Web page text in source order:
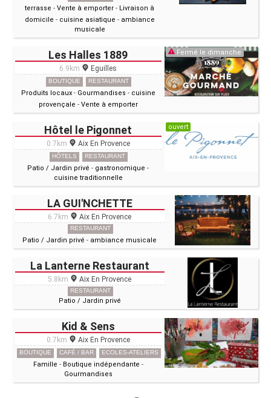
terrasse -Vente à emporter - Livraison à
domicile - cuisine asiatique - ambiance
musicale
Les Halles 1889
6.9km Eguilles
BOUTIQUE RESTAURANT
Produits locaux - Gourmandises - cuisine
provençale - Vente à emporter
Fermé le dimanche
Hôtel le Pigonnet
0.7km Aix En Provence
HÔTELS RESTAURANT
Patio / Jardin privé - gastronomique -
cuisine traditionnelle
ouvert
LA GUI'NCHETTE
6.7km Aix En Provence
RESTAURANT
Patio / Jardin privé - ambiance musicale
La Lanterne Restaurant
5.8km Aix En Provence
RESTAURANT
Patio / Jardin privé
Kid & Sens
0.7km Aix En Provence
BOUTIQUE CAFÉ / BAR ECOLES-ATELIERS
Famille - Boutique indépendante -
Gourmandises